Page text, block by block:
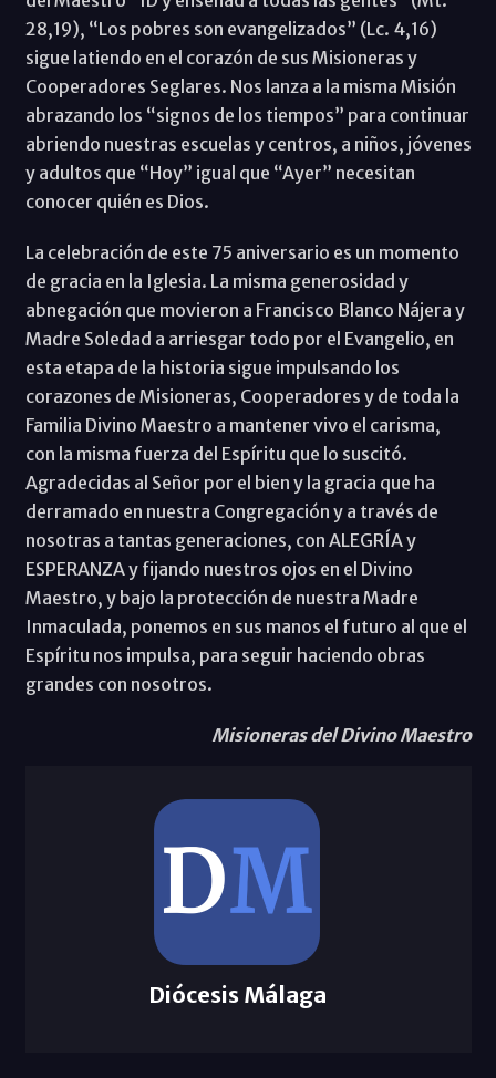
28,19), “Los pobres son evangelizados” (Lc. 4,16)
sigue latiendo en el corazón de sus Misioneras y
Cooperadores Seglares. Nos lanza a la misma Misión
abrazando los “signos de los tiempos” para continuar
abriendo nuestras escuelas y centros, a niños, jóvenes
y adultos que “Hoy” igual que “Ayer” necesitan
conocer quién es Dios.
La celebración de este 75 aniversario es un momento
de gracia en la Iglesia. La misma generosidad y
abnegación que movieron a Francisco Blanco Nájera y
Madre Soledad a arriesgar todo por el Evangelio, en
esta etapa de la historia sigue impulsando los
corazones de Misioneras, Cooperadores y de toda la
Familia Divino Maestro a mantener vivo el carisma,
con la misma fuerza del Espíritu que lo suscitó.
Agradecidas al Señor por el bien y la gracia que ha
derramado en nuestra Congregación y a través de
nosotras a tantas generaciones, con ALEGRÍA y
ESPERANZA y fijando nuestros ojos en el Divino
Maestro, y bajo la protección de nuestra Madre
Inmaculada, ponemos en sus manos el futuro al que el
Espíritu nos impulsa, para seguir haciendo obras
grandes con nosotros.
Misioneras del Divino Maestro
Diócesis Málaga